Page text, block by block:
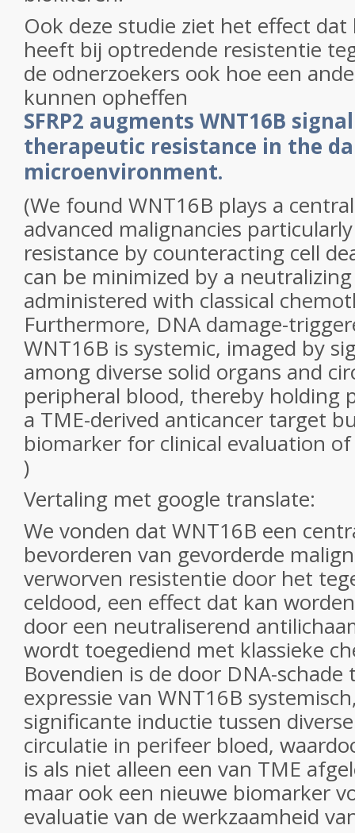
Ook deze studie ziet het effect
heeft bij optredende resistentie
de odnerzoekers ook hoe een
kunnen opheffen
SFRP2 augments WNT16B
therapeutic resistance in the
microenvironment.
(We found WNT16B plays a
advanced malignancies
resistance by counteracting cell
can be minimized by a
administered with classical
Furthermore, DNA damage-
WNT16B is systemic, imaged by
among diverse solid organs and
peripheral blood, thereby holding
a TME-derived anticancer target
biomarker for clinical evaluation
)
Vertaling met google translate:
We vonden dat WNT16B een
bevorderen van gevorderde
verworven resistentie door het
celdood, een effect dat kan
door een neutraliserend
wordt toegediend met klassieke
Bovendien is de door DNA-
expressie van WNT16B
significante inductie tussen
circulatie in perifeer bloed,
is als niet alleen een van TME
maar ook een nieuwe biomarker
evaluatie van de werkzaamheid